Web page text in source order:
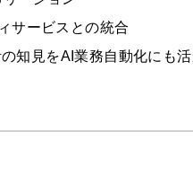
サービスとの統合
知見をAI業務自動化にも